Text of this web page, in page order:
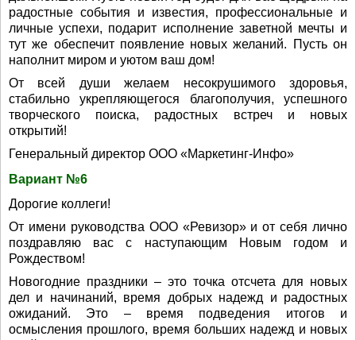
радостные события и известия, профессиональные и
личные успехи, подарит исполнение заветной мечты и
тут же обеспечит появление новых желаний. Пусть он
наполнит миром и уютом ваш дом!
От всей души желаем несокрушимого здоровья,
стабильно укрепляющегося благополучия, успешного
творческого поиска, радостных встреч и новых
открытий!
Генеральный директор ООО «Маркетинг-Инфо»
Вариант №6
Дорогие коллеги!
От имени руководства ООО «Ревизор» и от себя лично
поздравляю вас с наступающим Новым годом и
Рождеством!
Новогодние праздники – это точка отсчета для новых
дел и начинаний, время добрых надежд и радостных
ожиданий. Это – время подведения итогов и
осмысления прошлого, время больших надежд и новых